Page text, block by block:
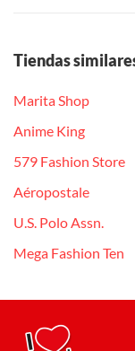
Tiendas
Marita Shop
Anime King
579 Fashion Store
Aéropostale
U.S. Polo Assn.
Mega Fashion Ten